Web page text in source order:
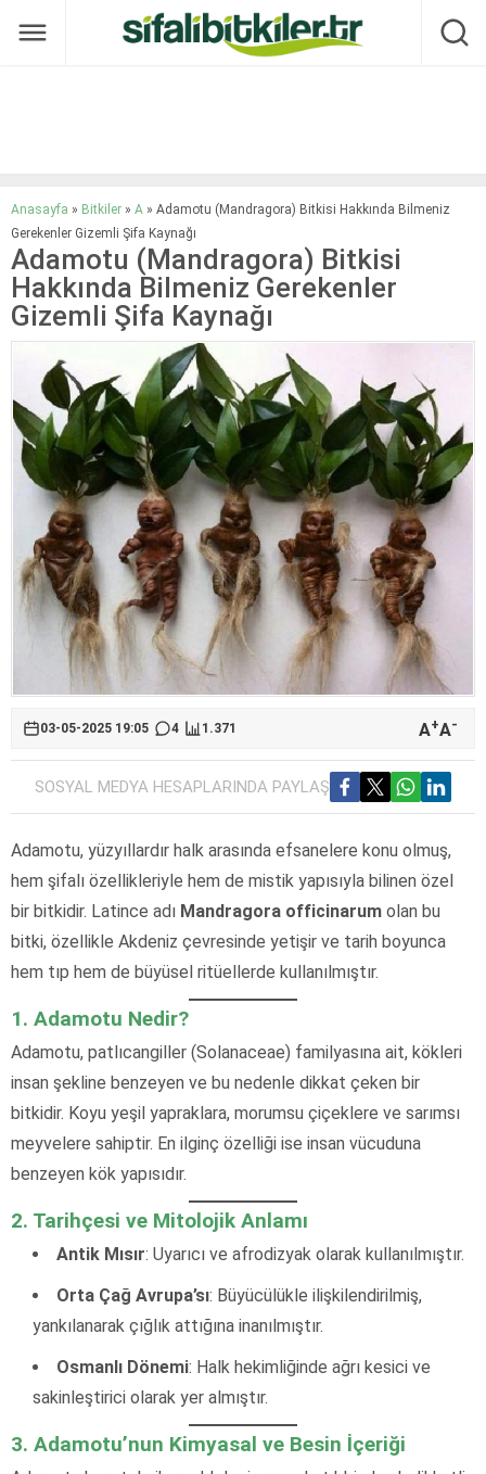
Anasayfa » Bitkiler » A » Adamotu (Mandragora) Bitkisi Hakkında Bilmeniz
Gerekenler Gizemli Şifa Kaynağı
Adamotu (Mandragora) Bitkisi
Hakkında Bilmeniz Gerekenler
Gizemli Şifa Kaynağı
03-05-2025 19:05 4 1.371 A+A-
SOSYAL MEDYA HESAPLARINDA PAYLAŞ
Adamotu, yüzyıllardır halk arasında efsanelere konu olmuş,
hem şifalı özellikleriyle hem de mistik yapısıyla bilinen özel
bir bitkidir. Latince adı Mandragora officinarum olan bu
bitki, özellikle Akdeniz çevresinde yetişir ve tarih boyunca
hem tıp hem de büyüsel ritüellerde kullanılmıştır.
1. Adamotu Nedir?
Adamotu, patlıcangiller (Solanaceae) familyasına ait, kökleri
insan şekline benzeyen ve bu nedenle dikkat çeken bir
bitkidir. Koyu yeşil yapraklara, morumsu çiçeklere ve sarımsı
meyvelere sahiptir. En ilginç özelliği ise insan vücuduna
benzeyen kök yapısıdır.
2. Tarihçesi ve Mitolojik Anlamı
Antik Mısır: Uyarıcı ve afrodizyak olarak kullanılmıştır.
Orta Çağ Avrupa’sı: Büyücülükle ilişkilendirilmiş,
yankılanarak çığlık attığına inanılmıştır.
Osmanlı Dönemi: Halk hekimliğinde ağrı kesici ve
sakinleştirici olarak yer almıştır.
3. Adamotu’nun Kimyasal ve Besin İçeriği